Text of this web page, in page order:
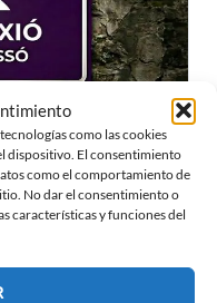
como las cookies
dispositivo. El consentimiento
como el comportamiento de
No dar el consentimiento o
características y funciones del
en La Placeta